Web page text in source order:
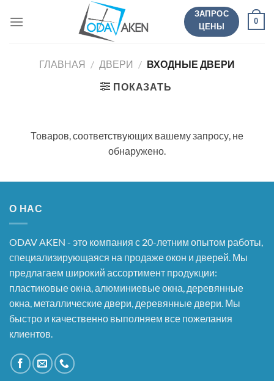
ЗАПРОС
ЦЕНЫ
0
ГЛАВНАЯ / ДВЕРИ / ВХОДНЫЕ ДВЕРИ
ПОКАЗАТЬ
Товаров, соответствующих вашему запросу, не
обнаружено.
О НАС
ODAV AKEN - это компания с 20-летним опытом работы,
специализирующаяся на продаже окон и дверей. Мы
предлагаем широкий ассортимент продукции:
пластиковые окна, алюминиевые окна, деревянные
окна, металлические двери, деревянные двери. Мы
быстро и качественно выполняем все пожелания
клиентов.